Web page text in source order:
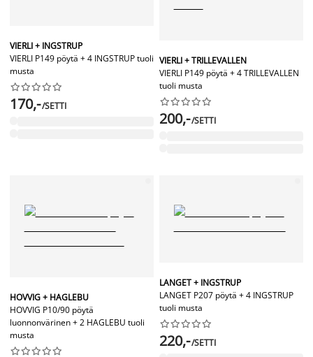
VIERLI + INGSTRUP
VIERLI P149 pöytä + 4 INGSTRUP tuoli
musta






170,-/SETTI
VIERLI + TRILLEVALLEN
VIERLI P149 pöytä + 4 TRILLEVALLEN
tuoli musta






200,-/SETTI
HOVVIG + HAGLEBU
HOVVIG P10/90 pöytä
luonnonvärinen + 2 HAGLEBU tuoli
musta






LANGET + INGSTRUP
LANGET P207 pöytä + 4 INGSTRUP
tuoli musta






220,-/SETTI